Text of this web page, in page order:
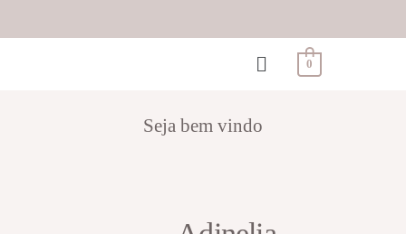
0
Seja bem vindo